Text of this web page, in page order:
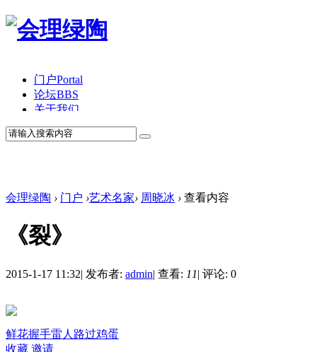
门户Portal
论坛BBS
关于我们
会理绿陶 › 门户 ›艺术名家› 周晓冰 › 查看内容
《裂》
2015-1-17 11:32| 发布者: admin| 查看: 11| 评论: 0
鲜花握手雷人 路过鸡蛋
收藏 邀请